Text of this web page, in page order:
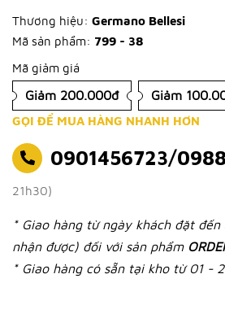
Thương hiệu: Germano Bellesi
Mã sản phẩm: 799 - 38
Mã giảm giá
Giảm 200.000đ Giảm
GỌI ĐỂ MUA HÀNG NHANH HƠN
0901456723/
21h30)
* Giao hàng từ ngày khách đặt đến
nhận được) đối với sản phẩm
* Giao hàng có sẵn tại kho từ 01 -